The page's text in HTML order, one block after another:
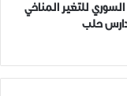
للتغير المناخي
حلب